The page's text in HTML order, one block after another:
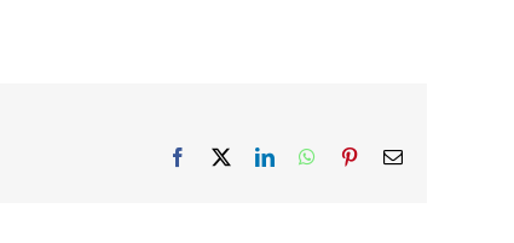
Facebook LinkedInWhatsApp
PinterestCorreo